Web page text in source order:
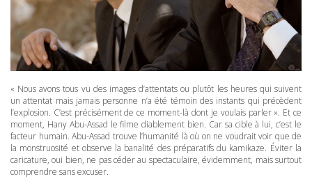
« Nous avons tous vu des images d’attentats ou plutôt les heures qui suivent
un attentat mais jamais personne n’a été témoin des instants qui précèdent
l’explosion. C’est précisément de ce moment-là dont je voulais parler ». Et ce
moment, Hany Abu-Assad le filme diablement bien. Car sa cible à lui, c’est le
facteur humain. Abu-Assad trouve l’humanité là où on ne voudrait voir que de
la monstruosité et observe la banalité des préparatifs du kamikaze. Éviter la
caricature, oui bien, ne pas céder au spectaculaire, évidemment, mais surtout
comprendre sans excuser.